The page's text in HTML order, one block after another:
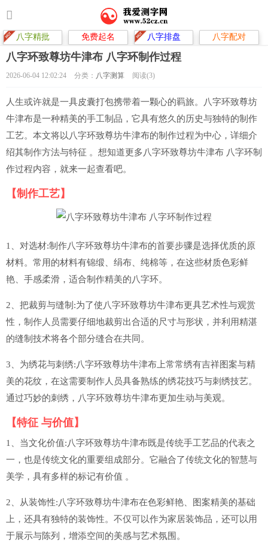
八字精批 免费起名 八字排盘 八字配对
八字环致尊坊牛津布 八字环制作过程
2026-06-04 12:02:24 分类： 八字测算 阅读(3)
人生或许就是一具皮囊打包携带着一颗心的羁旅。八字环致尊坊
牛津布是一种精美的手工制品，它具有悠久的历史与独特的制作
工艺。本文将以八字环致尊坊牛津布的制作过程为中心，详细介
绍其制作方法与特征 。想知道更多八字环致尊坊牛津布 八字环制
作过程内容，就来一起查看吧。
【制作工艺】
1、对选材:制作八字环致尊坊牛津布的首要步骤是选择优质的原
材料。常用的材料有锦缎、绢布、纯棉等，在这些材质色彩鲜
艳、手感柔滑，适合制作精美的八字环。
2、把裁剪与缝制:为了使八字环致尊坊牛津布更具艺术性与观赏
性，制作人员需要仔细地裁剪出合适的尺寸与形状，并利用精湛
的缝制技术将各个部分缝合在共同。
3、为绣花与刺绣:八字环致尊坊牛津布上常常绣有吉祥图案与精
美的花纹，在这需要制作人员具备熟练的绣花技巧与刺绣技艺。
通过巧妙的刺绣，八字环致尊坊牛津布更加生动与美观。
【特征 与价值】
1、当文化价值:八字环致尊坊牛津布既是传统手工艺品的代表之
一，也是传统文化的重要组成部分。它融合了传统文化的智慧与
美学，具有多样的标记有价值 。
2、从装饰性:八字环致尊坊牛津布在色彩鲜艳、图案精美的基础
上，还具有独特的装饰性。不仅可以作为家居装饰品，还可以用
于展示与陈列，增添空间的美感与艺术氛围。